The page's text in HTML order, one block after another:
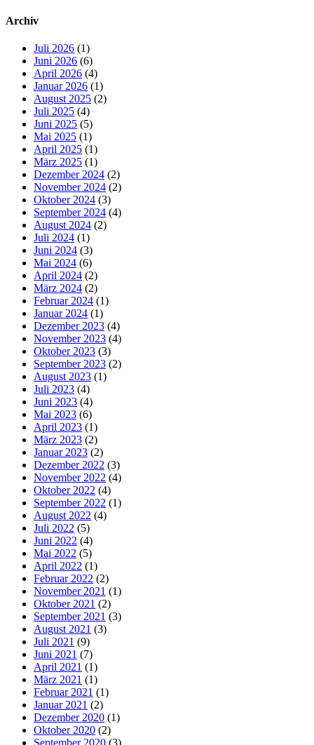
Archiv
Juli 2026 (1)
Juni 2026 (6)
April 2026 (4)
Januar 2026 (1)
August 2025 (2)
Juli 2025 (4)
Juni 2025 (5)
Mai 2025 (1)
April 2025 (1)
März 2025 (1)
Dezember 2024 (2)
November 2024 (2)
Oktober 2024 (3)
September 2024 (4)
August 2024 (2)
Juli 2024 (1)
Juni 2024 (3)
Mai 2024 (6)
April 2024 (2)
März 2024 (2)
Februar 2024 (1)
Januar 2024 (1)
Dezember 2023 (4)
November 2023 (4)
Oktober 2023 (3)
September 2023 (2)
August 2023 (1)
Juli 2023 (4)
Juni 2023 (4)
Mai 2023 (6)
April 2023 (1)
März 2023 (2)
Januar 2023 (2)
Dezember 2022 (3)
November 2022 (4)
Oktober 2022 (4)
September 2022 (1)
August 2022 (4)
Juli 2022 (5)
Juni 2022 (4)
Mai 2022 (5)
April 2022 (1)
Februar 2022 (2)
November 2021 (1)
Oktober 2021 (2)
September 2021 (3)
August 2021 (3)
Juli 2021 (9)
Juni 2021 (7)
April 2021 (1)
März 2021 (1)
Februar 2021 (1)
Januar 2021 (2)
Dezember 2020 (1)
Oktober 2020 (2)
September 2020 (3)